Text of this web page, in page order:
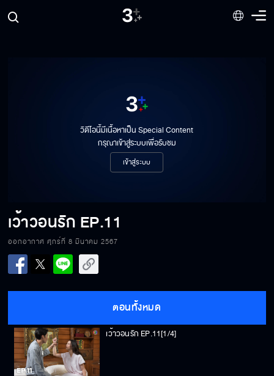
วิดีโอนี้มีเนื้อหาเป็น Special Content
กรุณาเข้าสู่ระบบเพื่อรับชม
เข้าสู่ระบบ
เว้าวอนรัก EP.11
ออกอากาศ ศุกร์ที่ 8 มีนาคม 2567
ตอนทั้งหมด
เว้าวอนรัก EP.11[1/4]